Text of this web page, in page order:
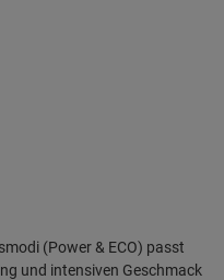
(Power & ECO) passt
und intensiven Geschmack